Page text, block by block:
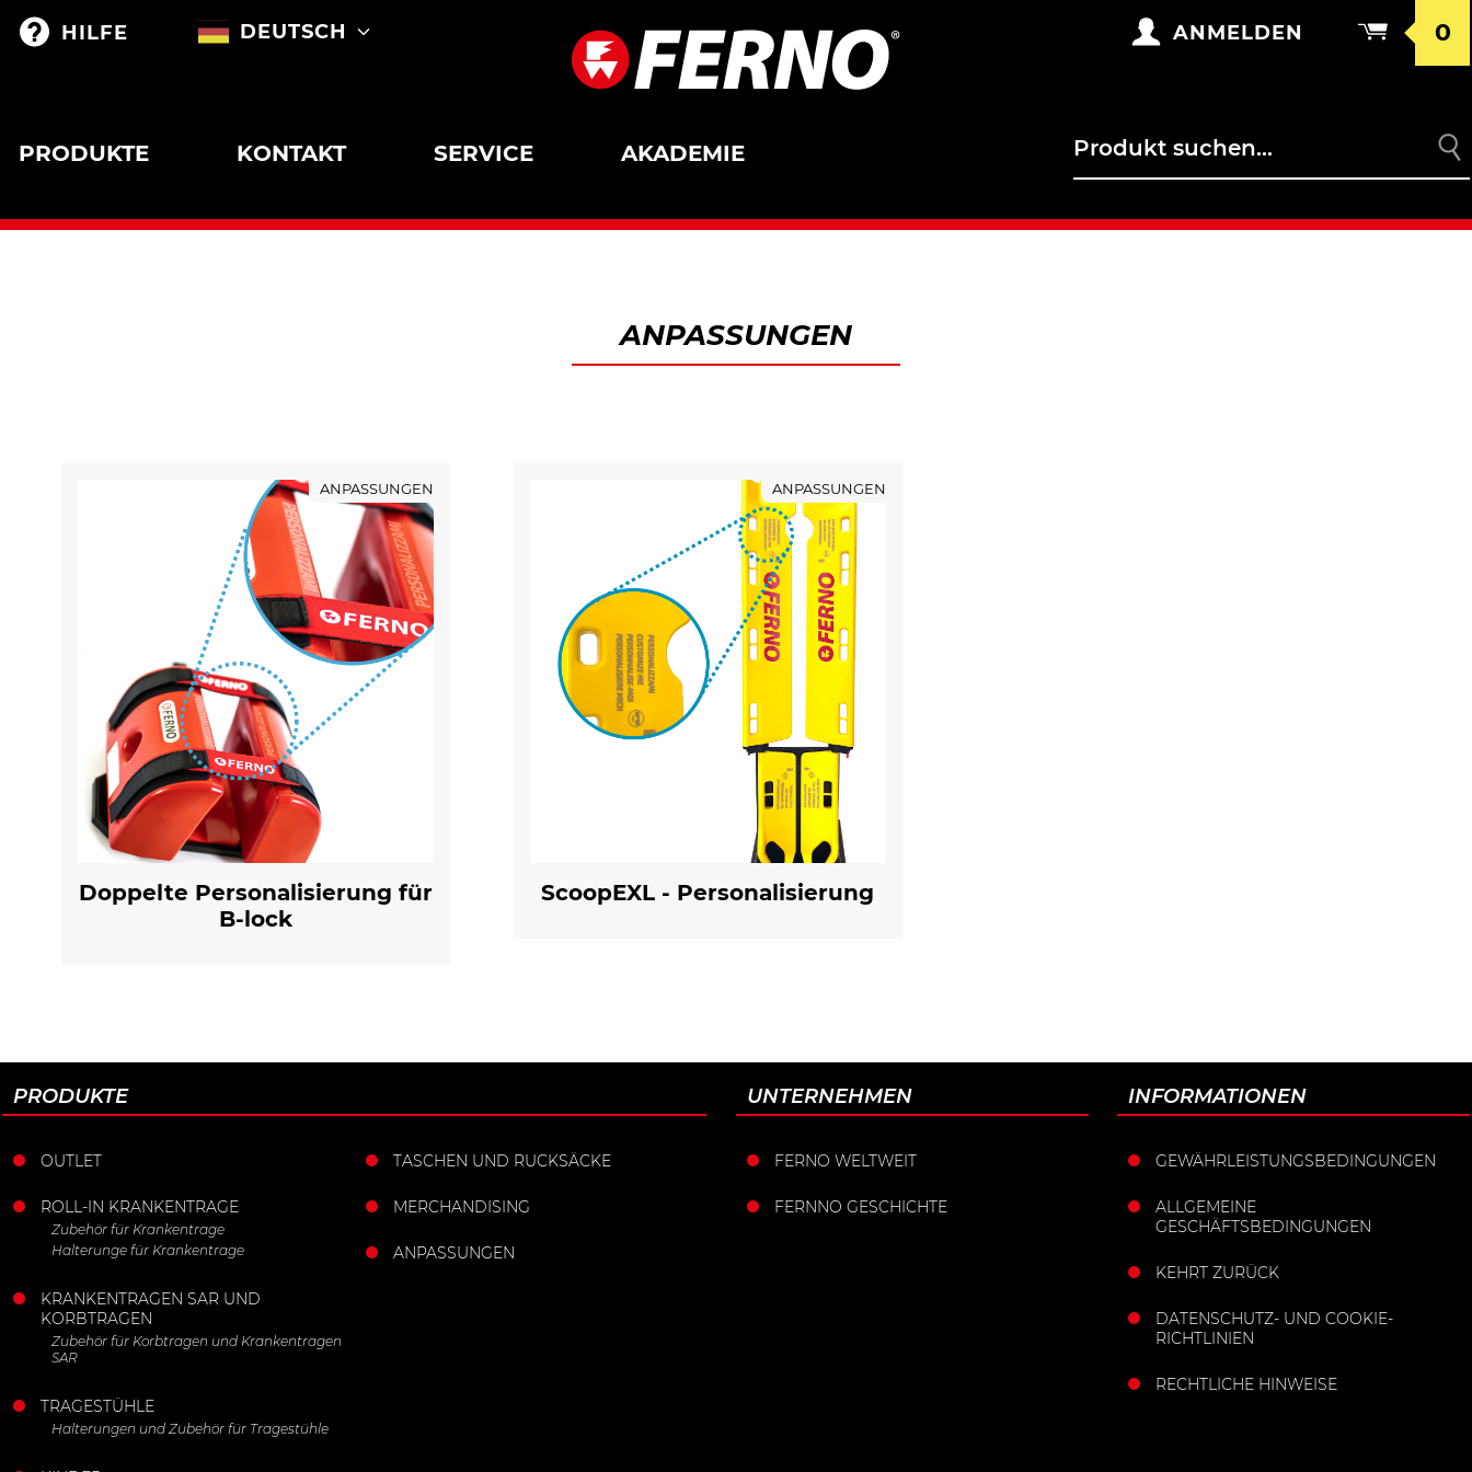
HILFE DEUTSCH ANMELDEN 0
PRODUKTE KONTAKT SERVICE AKADEMIE
ANPASSUNGEN
ANPASSUNGEN
Doppelte Personalisierung für
B-lock
ANPASSUNGEN
ScoopEXL - Personalisierung
PRODUKTE
OUTLET
ROLL-IN KRANKENTRAGE
Zubehör für Krankentrage
Halterunge für Krankentrage
KRANKENTRAGEN SAR UND
KORBTRAGEN
Zubehör für Korbtragen und Krankentragen
SAR
TRAGESTÜHLE
Halterungen und Zubehör für Tragestühle
TASCHEN UND RUCKSÄCKE
MERCHANDISING
ANPASSUNGEN
UNTERNEHMEN
FERNO WELTWEIT
FERNNO GESCHICHTE
INFORMATIONEN
GEWÄHRLEISTUNGSBEDINGUNGEN
ALLGEMEINE
GESCHÄFTSBEDINGUNGEN
KEHRT ZURÜCK
DATENSCHUTZ- UND COOKIE-
RICHTLINIEN
RECHTLICHE HINWEISE